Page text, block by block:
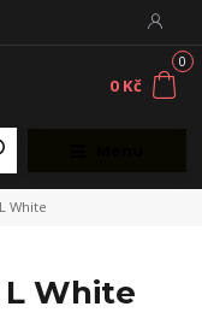
0
0 Kč
White
White